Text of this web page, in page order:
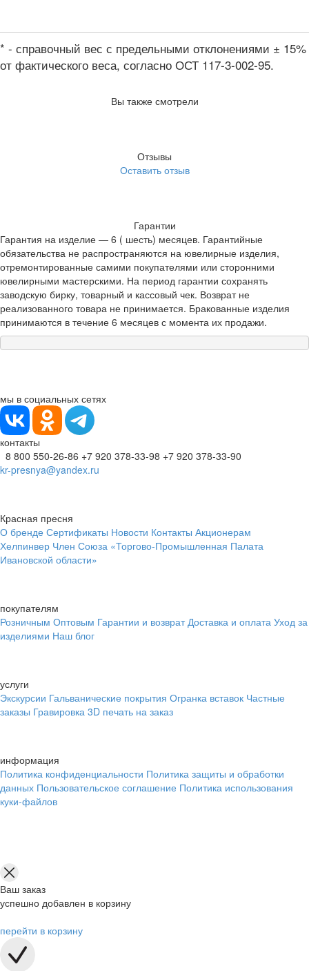
* - справочный вес с предельными отклонениями ± 15%
от фактического веса, согласно ОСТ 117-3-002-95.
Вы также смотрели
Отзывы
Оставить отзыв
Гарантии
Гарантия на изделие — 6 ( шесть) месяцев. Гарантийные
обязательства не распространяются на ювелирные изделия,
отремонтированные самими покупателями или сторонними
ювелирными мастерскими. На период гарантии сохранять
заводскую бирку, товарный и кассовый чек. Возврат не
реализованного товара не принимается. Бракованные изделия
принимаются в течение 6 месяцев с момента их продажи.
мы в социальных сетях
контакты
8 800 550-26-86 +7 920 378-33-98 +7 920 378-33-90
kr-presnya@yandex.ru
Красная пресня
О бренде Сертификаты Новости Контакты Акционерам
Хелпинвер Член Союза «Торгово-Промышленная Палата
Ивановской области»
покупателям
Розничным Оптовым Гарантии и возврат Доставка и оплата Уход за
изделиями Наш блог
услуги
Экскурсии Гальванические покрытия Огранка вставок Частные
заказы Гравировка 3D печать на заказ
информация
Политика конфиденциальности Политика защиты и обработки
данных Пользовательское соглашение Политика использования
куки-файлов
Ваш заказ
успешно добавлен в корзину
перейти в корзину